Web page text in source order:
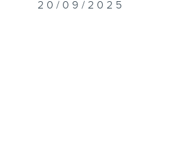
20/09/2025